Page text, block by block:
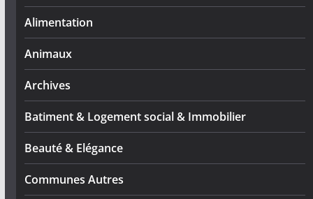
Alimentation
Animaux
Archives
Batiment & Logement social & Immobilier
Beauté & Elégance
Communes Autres